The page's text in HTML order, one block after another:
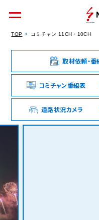
個人のお客様
法人のお客様
TOP コミチャン 11CH・10CH
取材依頼・
コミチャン番組表
道路状況カメラ